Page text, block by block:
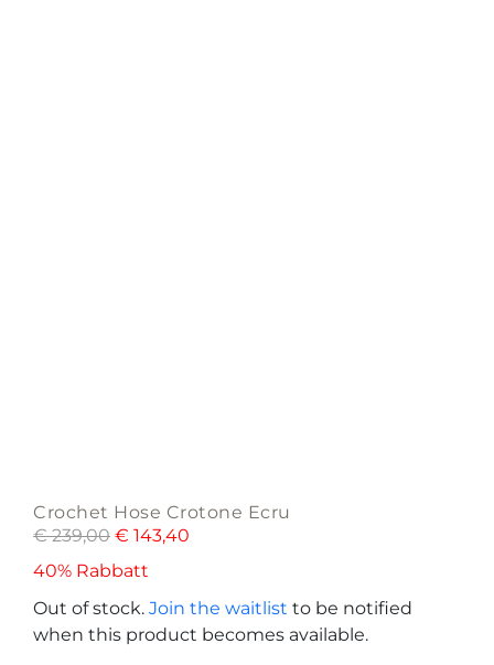
Crochet Hose Crotone Ecru
€239,00 € 143,40
40% Rabbatt
Out of stock. Join the waitlist to be notified
when this product becomes available.